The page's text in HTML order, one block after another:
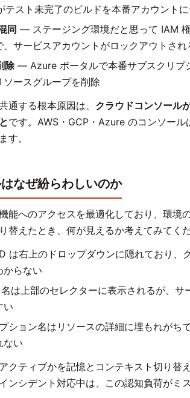
スト未完了のビルドを本番アカウントに
同 — ステージング環境だと思って IAM
サービスアカウントがロックアウトされ
除— Azure ポータルで本番サブスクリプ
ースグループを削除
通する根本原因は、 クラウドコンソール
です。AWS・GCP・Azure のコンソール
す。
なぜ紛らわしいのか
能へのアクセスを最適化しており、環境
替えたとき、何が見えるか考えてみてく
は右上のドロップダウンに隠れており、
からない
は上部のセレクターに表示されるが、サ
い
ション名はリソースの詳細に埋もれがち
ない
クティブかを記憶とコンテキスト切り替
ンシデント対応中は、この認知負荷がミ